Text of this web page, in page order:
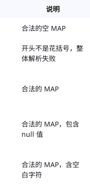
说明
合法的空 MAP
开头不是花括号，整
体解析失败
合法的 MAP
合法的 MAP，包含
null 值
合法的 MAP，含空
白字符